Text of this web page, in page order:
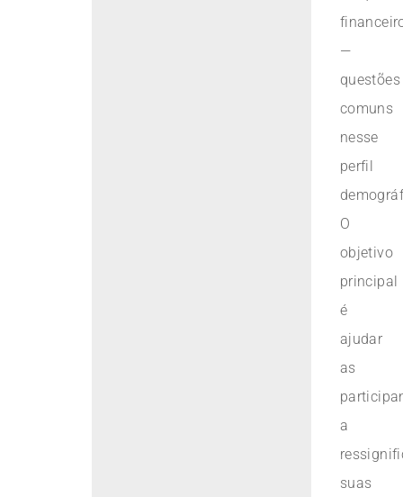
—
questões
comuns
nesse
perfil
O
objetivo
principal
é
ajudar
as
a
suas